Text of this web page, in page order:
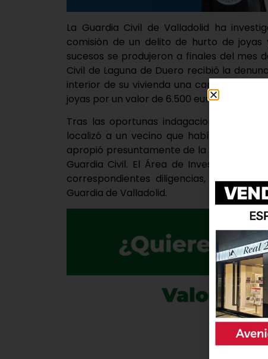
La Guardia Civil de Valladolid ha
comisión de un delito de hurto de
sucesos se produjeron a finales del mes
Civil de Laguna de Duero recibió la
interior de su vivienda una cartera con
joyas por un valor de 6.500 euros.
Tras las oportunas indagaciones para
localizó a un vecino que había estado
apropió presuntamente de la cartera y
Guardia Civil. El Área de Investigación
correspondientes diligencias, que ya
Guardia de Valladolid.